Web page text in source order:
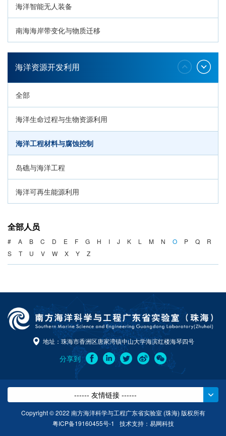
海洋智能无人装备
南海海岸带变化与物质迁移
环南海地质过程与灾害响应
海洋资源开发利用
全部
海洋生命过程与生物资源利用
海洋工程材料与腐蚀控制
岛礁与海洋工程
海洋可再生能源利用
海洋产业与政策
海洋可持续发展
全部人员
# A B C D E F G H I J K L M N O P Q
R
S
T U V W X Y Z
地址：珠海市香洲区唐家湾镇中山大学海滨红楼海琴四号
分享到
------ 友情链接 ------
Copyright © 2022 南方海洋科学与工程广东省实验室 (珠海) 版权所有
粤ICP备19160455号-1
技术支持： 易网科技